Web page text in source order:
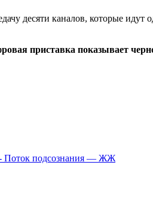
десяти каналов, которые идут
приставка показывает
- Поток подсознания — ЖЖ